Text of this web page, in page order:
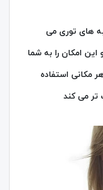
های توری می
این امکان را به شما
مکانی استفاده
تر می کند